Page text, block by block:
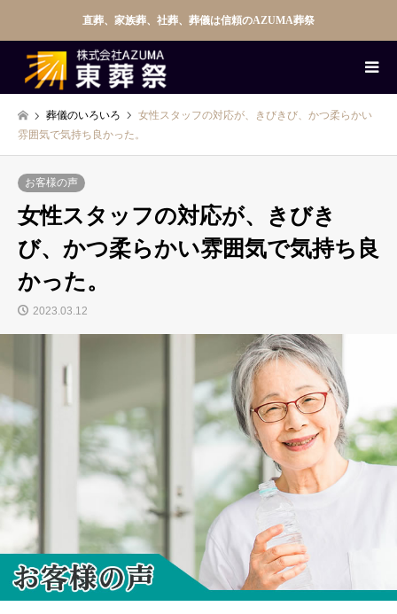
直葬、家族葬、社葬、葬儀は信頼のAZUMA葬祭
葬儀のいろいろ
女性スタッフの対応が、きびきび、かつ柔らかい
雰囲気で気持ち良かった。
お客様の声
女性スタッフの対応が、きびき
び、かつ柔らかい雰囲気で気持ち良
かった。
2023.03.12